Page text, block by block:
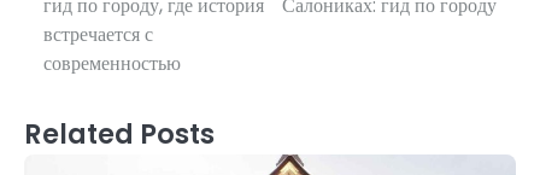
navigation
гид по городу, где история
встречается с
современностью
Салониках: гид по городу
Related Posts